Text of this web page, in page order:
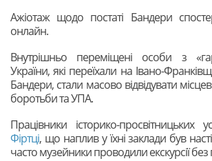
Ажіотаж щодо постаті Бандери
онлайн.
Внутрішньо переміщені особи з
України, які переїхали на Івано-
Бандери, стали масово відвідувати
боротьби та УПА.
Працівники історико-просвітницьких
Фіртці, що наплив у їхні заклади був
часто музейники проводили екскурсії